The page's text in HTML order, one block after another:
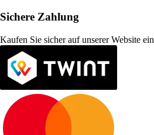
Sichere Zahlung
Kaufen Sie sicher auf unserer Website ein